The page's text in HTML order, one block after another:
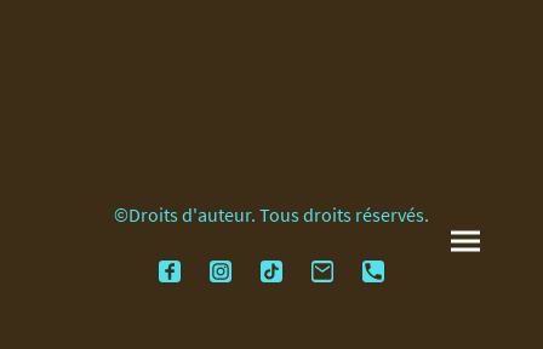
©Droits d'auteur. Tous droits réservés.